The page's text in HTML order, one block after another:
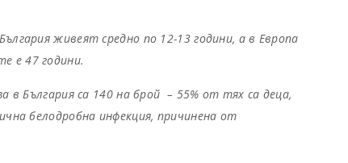
живеят средно по 12-13 години, а в Европа
е 47 години.
в България са 140 на брой – 55% от тях са деца,
белодробна инфекция, причинена от